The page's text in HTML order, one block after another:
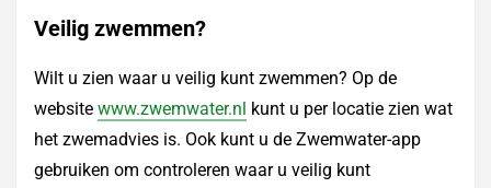
Veilig zwemmen?
Wilt u zien waar u veilig kunt zwemmen? Op de
website www.zwemwater.nl kunt u per locatie zien wat
het zwemadvies is. Ook kunt u de Zwemwater-app
gebruiken om controleren waar u veilig kunt